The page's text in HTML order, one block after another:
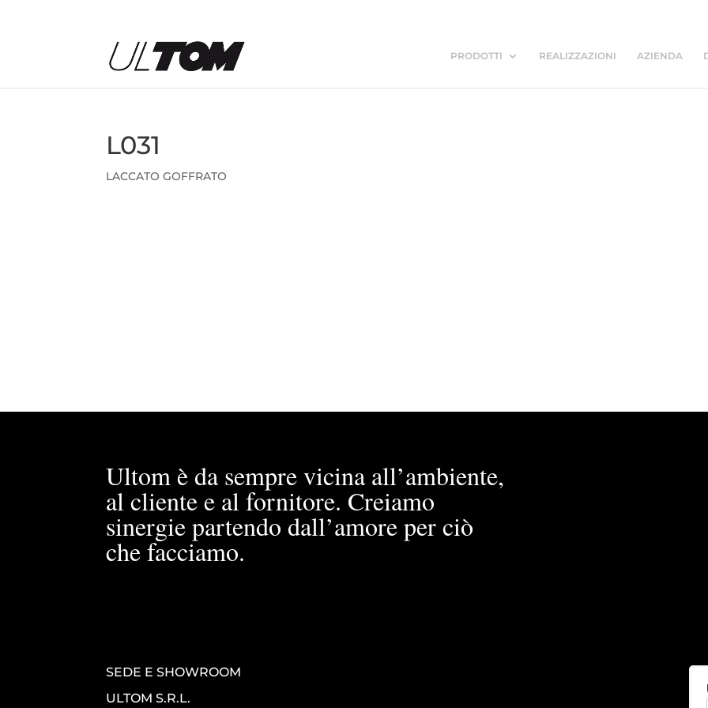
PRODOTTI REALIZZAZIONI AZIENDA
L031
LACCATO GOFFRATO
Ultom è da sempre vicina all’ambiente,
al cliente e al fornitore. Creiamo
sinergie partendo dall’amore per ciò
che facciamo.
SEDE E SHOWROOM
ULTOM S.R.L.